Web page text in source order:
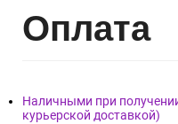
Оплата
Наличными при
курьерской доставкой)